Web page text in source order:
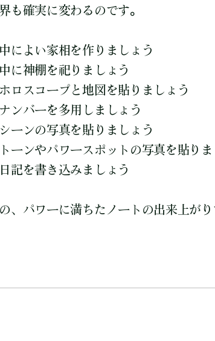
も確実に変わるのです。
によい家相を作りましょう
に神棚を祀りましょう
ロスコープと地図を貼りましょう
ンバーを多用しましょう
ーンの写真を貼りましょう
ーンやパワースポットの写真を貼りま
記を書き込みましょう
、パワーに満ちたノートの出来上がり